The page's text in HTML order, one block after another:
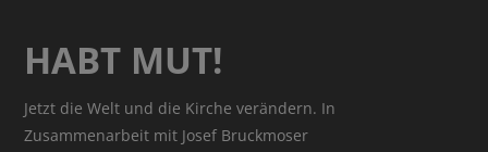
HABT MUT!
Jetzt die Welt und die Kirche verändern. In
Zusammenarbeit mit Josef Bruckmoser